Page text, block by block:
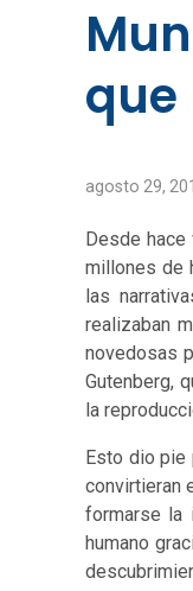
que
agosto 29,
Desde
millones de
las
realizaban
novedosas
Gutenberg,
la
Esto dio pie
convirtieran
formarse la
humano